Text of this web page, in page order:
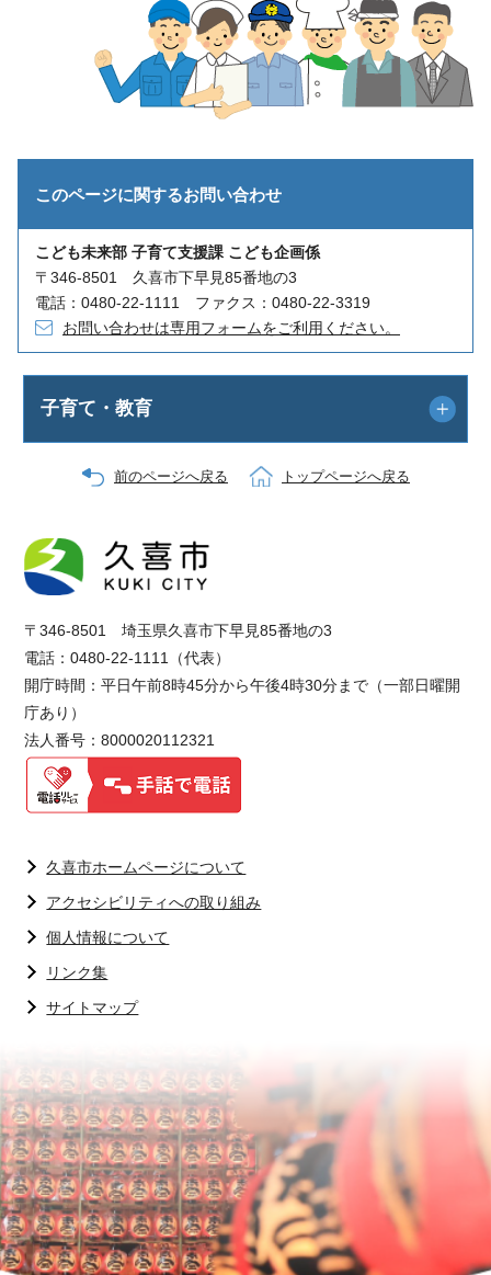
このページに関するお問い合わせ
こども未来部 子育て支援課 こども企画係
〒346-8501 久喜市下早見85番地の3
電話：0480-22-1111 ファクス：0480-22-3319
お問い合わせは専用フォームをご利用ください。
子育て・教育
前のページへ戻る トップページへ戻る
〒346-8501 埼玉県久喜市下早見85番地の3
電話：0480-22-1111（代表）
開庁時間：平日午前8時45分から午後4時30分まで（一部日曜開
庁あり）
法人番号：8000020112321
久喜市ホームページについて
アクセシビリティへの取り組み
個人情報について
リンク集
サイトマップ